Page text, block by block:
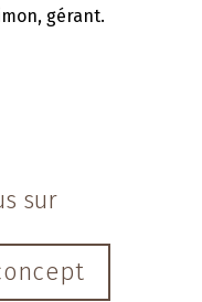
gérant.
sur